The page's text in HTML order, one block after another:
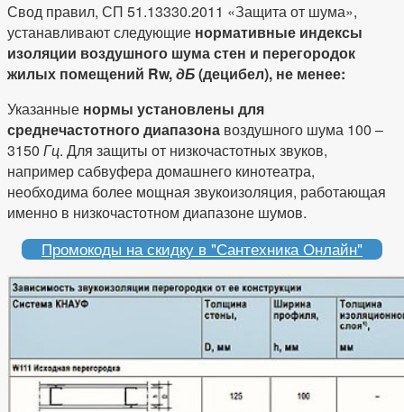
Свод правил, СП 51.13330.2011 «Защита от шума»,
устанавливают следующие нормативные индексы
изоляции воздушного шума стен и перегородок
жилых помещений Rw,дБ(децибел), не менее:
Указанные нормы установлены для
среднечастотного диапазона воздушного шума 100 –
3150 Гц. Для защиты от низкочастотных звуков,
например сабвуфера домашнего кинотеатра,
необходима более мощная звукоизоляция, работающая
именно в низкочастотном диапазоне шумов.
Промокоды на скидку в "Сантехника Онлайн"